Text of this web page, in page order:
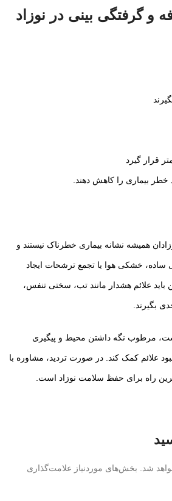
و گرفتگی بینی در نوزاد
قرار گیرد
خطر بیماری را کاهش دهند.
همیشه نشانه بیماری خطرناک نیستند و
خشکی هوا یا تجمع ترشحات ایجاد
باید علائم هشدار مانند تب، سختی تنفس،
بگیرند.
مرطوب نگه داشتن محیط و پیگیری
علائم کمک کند. در صورت تردید، مشاوره با
راه برای حفظ سلامت نوزاد است.
شد. بخش‌های موردنیاز علامت‌گذاری